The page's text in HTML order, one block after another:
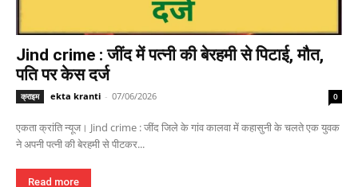
Jind crime : जींद में पत्नी की बेरहमी से पिटाई, मौत,
पति पर केस दर्ज
क्राइम ekta kranti - 07/06/2026 0
एकता क्रांति न्यूज। Jind crime : जींद जिले के गांव कालवा में कहासुनी के चलते एक युवक
ने अपनी पत्नी की बेरहमी से पीटकर...
Read more